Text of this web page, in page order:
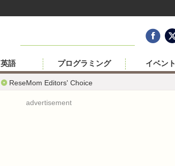
ReseMom Editors' Choice
英語 プログラミング イベント
advertisement